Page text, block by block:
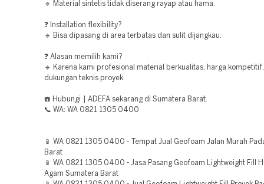
🔹 Material sintetis tidak diserang rayap atau hama.
❓ Installation flexibility?
🔹 Bisa dipasang di area terbatas dan sulit dijangkau.
❓ Alasan memilih kami?
🔹 Karena kami profesional material berkualitas, harga
dukungan teknis proyek.
☎️ Hubungi | ADEFA sekarang di Sumatera Barat.
📞 WA: WA 0821 1305 0400
📱 WA 0821 1305 0400 - Tempat Jual Geofoam Jalan Murah
Barat
📱 WA 0821 1305 0400 - Jasa Pasang Geofoam Lightweight Fill
Agam Sumatera Barat